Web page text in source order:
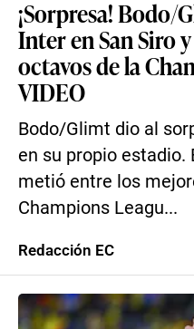
¡Sorpresa! Bodo/
Inter en San Siro
octavos de la
VIDEO
Bodo/Glimt dio al
en su propio estadio.
metió entre los
Champions Leagu...
Redacción EC